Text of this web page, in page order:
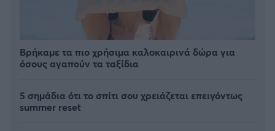
Βρήκαμε τα πιο χρήσιμα καλοκαιρινά δώρα για
όσους αγαπούν τα ταξίδια
5 σημάδια ότι το σπίτι σου χρειάζεται επειγόντως
summer reset